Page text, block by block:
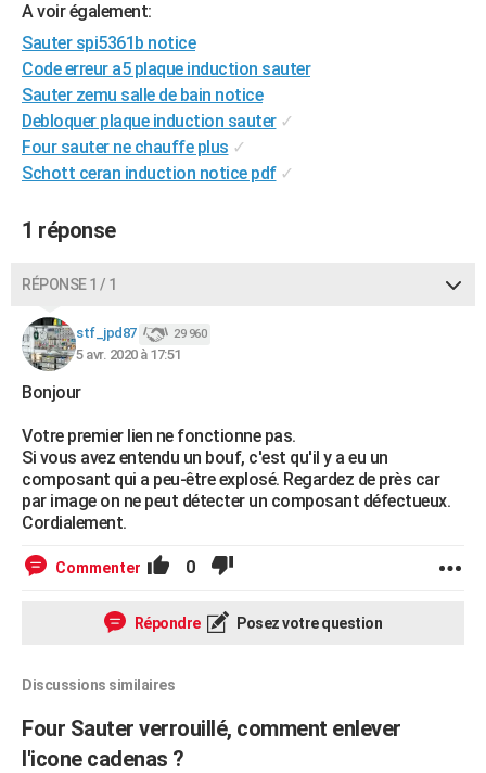
FORUM
Bricolage
Lifestyle
Culture
Sport
Auto
Television
Voyage
Cinema
A voir également:
Sauter spi5361b notice
Code erreur a5 plaque induction sauter
Sauter zemu salle de bain notice
Debloquer plaque induction sauter ✓
Four sauter ne chauffe plus ✓
Schott ceran induction notice pdf ✓
1 réponse
RÉPONSE 1 / 1
stf_jpd87 29 960
5 avr. 2020 à 17:51
Bonjour
Votre premier lien ne fonctionne pas.
Si vous avez entendu un bouf, c'est qu'il y a eu un
composant qui a peu-être explosé. Regardez de près car
par image on ne peut détecter un composant défectueux.
Cordialement.
Commenter 0
Répondre Posez votre question
Discussions similaires
Four Sauter verrouillé, comment enlever
l'icone cadenas ?